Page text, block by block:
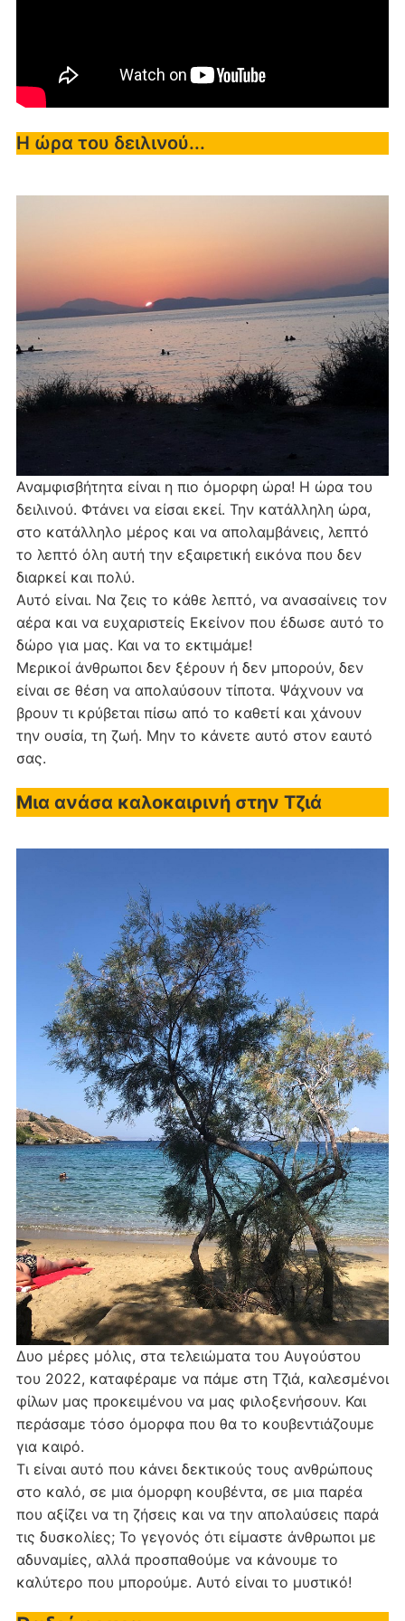
Η ώρα του δειλινού...
Αναμφισβήτητα είναι η πιο όμορφη ώρα! Η ώρα του
δειλινού. Φτάνει να είσαι εκεί. Την κατάλληλη ώρα,
στο κατάλληλο μέρος και να απολαμβάνεις, λεπτό
το λεπτό όλη αυτή την εξαιρετική εικόνα που δεν
διαρκεί και πολύ.
Αυτό είναι. Να ζεις το κάθε λεπτό, να ανασαίνεις τον
αέρα και να ευχαριστείς Εκείνον που έδωσε αυτό το
δώρο για μας. Και να το εκτιμάμε!
Μερικοί άνθρωποι δεν ξέρουν ή δεν μπορούν, δεν
είναι σε θέση να απολαύσουν τίποτα. Ψάχνουν να
βρουν τι κρύβεται πίσω από το καθετί και χάνουν
την ουσία, τη ζωή. Μην το κάνετε αυτό στον εαυτό
σας.
Μια ανάσα καλοκαιρινή στην Τζιά
Δυο μέρες μόλις, στα τελειώματα του Αυγούστου
του 2022, καταφέραμε να πάμε στη Τζιά, καλεσμένοι
φίλων μας προκειμένου να μας φιλοξενήσουν. Και
περάσαμε τόσο όμορφα που θα το κουβεντιάζουμε
για καιρό.
Τι είναι αυτό που κάνει δεκτικούς τους ανθρώπους
στο καλό, σε μια όμορφη κουβέντα, σε μια παρέα
που αξίζει να τη ζήσεις και να την απολαύσεις παρά
τις δυσκολίες; Το γεγονός ότι είμαστε άνθρωποι με
αδυναμίες, αλλά προσπαθούμε να κάνουμε το
καλύτερο που μπορούμε. Αυτό είναι το μυστικό!